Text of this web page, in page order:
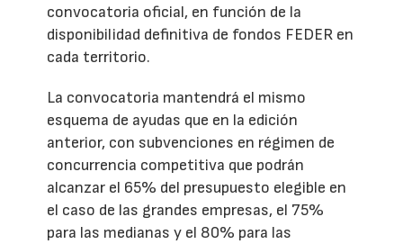
convocatoria oficial, en función de la
disponibilidad definitiva de fondos FEDER en
cada territorio.
La convocatoria mantendrá el mismo
esquema de ayudas que en la edición
anterior, con subvenciones en régimen de
concurrencia competitiva que podrán
alcanzar el 65% del presupuesto elegible en
el caso de las grandes empresas, el 75%
para las medianas y el 80% para las